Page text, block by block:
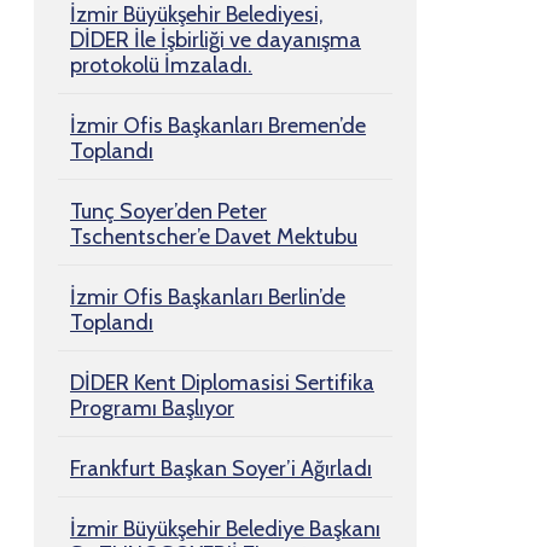
İzmir Büyükşehir Belediyesi,
DİDER İle İşbirliği ve dayanışma
protokolü İmzaladı.
İzmir Ofis Başkanları Bremen’de
Toplandı
Tunç Soyer’den Peter
Tschentscher’e Davet Mektubu
İzmir Ofis Başkanları Berlin’de
Toplandı
DİDER Kent Diplomasisi Sertifika
Programı Başlıyor
Frankfurt Başkan Soyer’i Ağırladı
İzmir Büyükşehir Belediye Başkanı